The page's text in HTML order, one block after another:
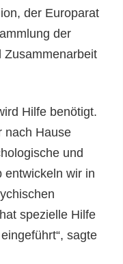
der Europarat
der
Zusammenarbeit
Hilfe benötigt.
nach Hause
und
entwickeln wir in
spezielle Hilfe
sagte